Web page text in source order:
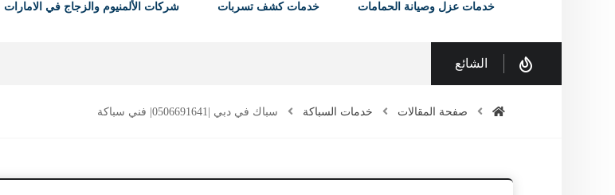
خدمات عزل وصيانة الحمامات
خدمات كشف تسربات شركات الألمنيوم والزجاج في الامارات
الشائع
صفحة المقالات خدمات السباكة سباك في دبي |0506691641| فني سباكة